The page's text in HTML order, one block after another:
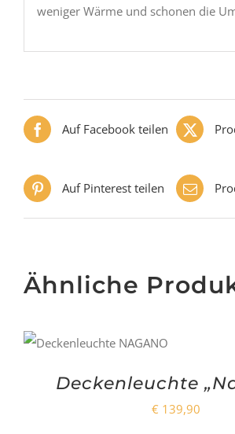
weniger Wärme und schonen die
Auf Facebook teilen
Auf Pinterest teilen
Ähnliche
Deckenleuchte
€ 139,90